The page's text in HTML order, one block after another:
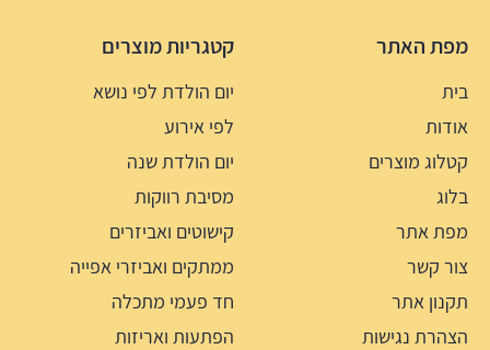
מפת האתר
בית
אודות
קטלוג מוצרים
בלוג
מפת אתר
צור קשר
תקנון אתר
הצהרת נגישות
קטגריות מוצרים
יום הולדת לפי נושא
לפי אירוע
יום הולדת שנה
מסיבת רווקות
קישוטים ואביזרים
ממתקים ואביזרי אפייה
חד פעמי מתכלה
הפתעות ואריזות